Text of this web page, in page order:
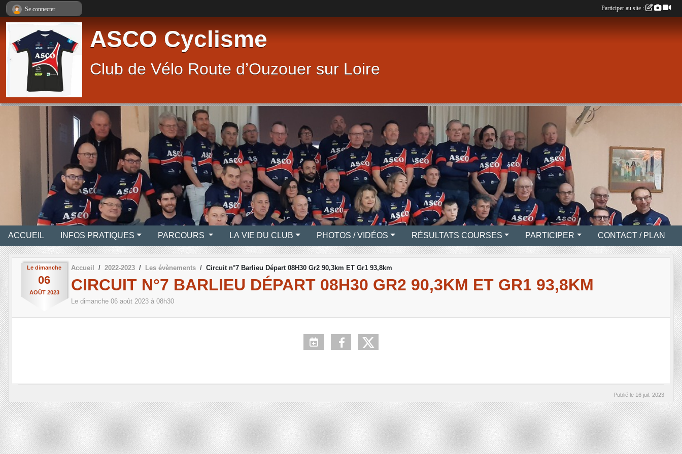
ASCO Cyclisme
Club de Vélo Route d’Ouzouer sur Loire
ACCUEIL INFOS PRATIQUES PARCOURS LA VIE DU CLUB PHOTOS / VIDÉOS RÉSULTATS COURSES PARTICIPER CONTACT / PLAN
Le dimanche
06
AOÛT 2023
Accueil 2022-2023 Les évènements Circuit n°7 Barlieu Départ 08H30 Gr2 90,3km ET Gr1 93,8km
CIRCUIT N°7 BARLIEU DÉPART 08H30 GR2 90,3KM ET GR1 93,8KM
Le dimanche 06 août 2023 à 08h30
Publié le 16 juil. 2023
Se connecter Participer au site :
Panneau de gestion des cookies